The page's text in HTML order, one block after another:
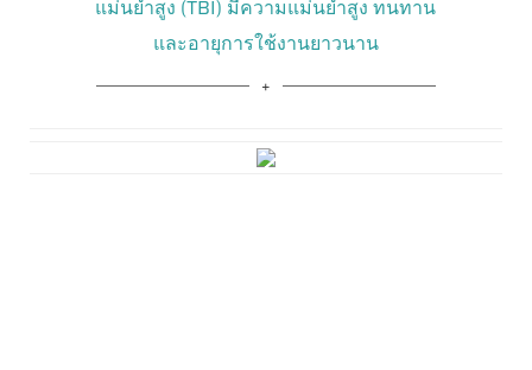
แม่นยำสูง (TBI) มีความแม่นยำสูง ทนทาน
และอายุการใช้งานยาวนาน